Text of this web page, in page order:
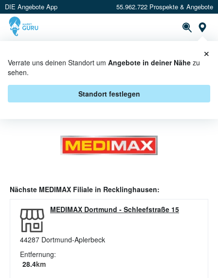
DIE Angebote App 55.962.722 Prospekte & Angebote
Verrate uns deinen Standort um Angebote in deiner Nähe zu
sehen.
Standort festlegen
×
MEDIMAX ANGEBOTE IN
RECKLINGHAUSEN
Nächste MEDIMAX Filiale in Recklinghausen:
MEDIMAX Dortmund - Schleefstraße 15
44287 Dortmund-Aplerbeck
Entfernung:
28.4km